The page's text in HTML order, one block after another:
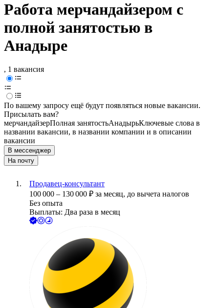
Работа мерчандайзером с
полной занятостью в
Анадыре
, 1 вакансия
По вашему запросу ещё будут появляться новые вакансии.
Присылать вам?
мерчандайзерПолная занятостьАнадырьКлючевые слова в
названии вакансии, в названии компании и в описании
вакансии
В мессенджер
На почту
Продавец-консультант
100 000 – 130 000 ₽ за месяц, до вычета налогов
Без опыта
Выплаты: Два раза в месяц